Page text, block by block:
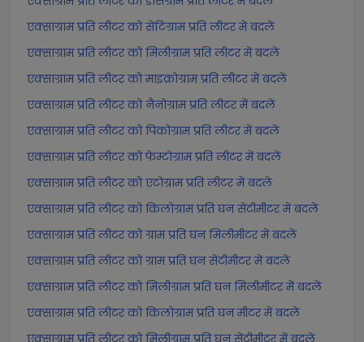
एक्साग्राम प्रति लीटर को सेंटिग्राम प्रति लीटर में बदलें
एक्साग्राम प्रति लीटर को मिलीग्राम प्रति लीटर में बदलें
एक्साग्राम प्रति लीटर को माइक्रोग्राम प्रति लीटर में बदलें
एक्साग्राम प्रति लीटर को नैनोग्राम प्रति लीटर में बदलें
एक्साग्राम प्रति लीटर को पिकोग्राम प्रति लीटर में बदलें
एक्साग्राम प्रति लीटर को फेम्टोग्राम प्रति लीटर में बदलें
एक्साग्राम प्रति लीटर को एटोग्राम प्रति लीटर में बदलें
एक्साग्राम प्रति लीटर को किलोग्राम प्रति घन सेंटीमीटर में बदलें
एक्साग्राम प्रति लीटर को ग्राम प्रति घन मिलीमीटर में बदलें
एक्साग्राम प्रति लीटर को ग्राम प्रति घन सेंटीमीटर में बदलें
एक्साग्राम प्रति लीटर को मिलीग्राम प्रति घन मिलीमीटर में बदलें
एक्साग्राम प्रति लीटर को किलोग्राम प्रति घन मीटर में बदलें
एक्साग्राम प्रति लीटर को मिलीग्राम प्रति घन सेंटीमीटर में बदलें